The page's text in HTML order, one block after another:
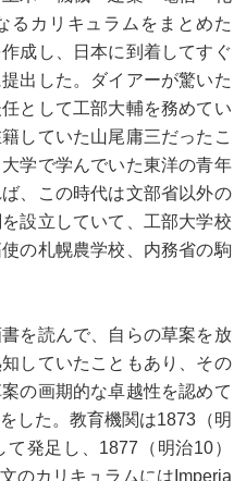
るカリキュラムをまとめた
成し、日本に到着してすぐ
出した。ダイアーが驚いた
として工部大輔を務めてい
していた山尾庸三だったこ
学で学んでいた東洋の青年
、この時代は文部省以外の
設立していて、工部大学校
の札幌農学校、内務省の駒
を読んで、自らの草案を放
していたこともあり、その
の画期的な卓越性を認めて
した。教育機関は1873（明
発足し、1877（明治10）
のカリキュラムにはImperia